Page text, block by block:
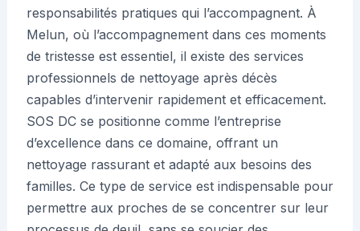
responsabilités pratiques qui l’accompagnent. À
Melun, où l’accompagnement dans ces moments
de tristesse est essentiel, il existe des services
professionnels de nettoyage après décès
capables d’intervenir rapidement et efficacement.
SOS DC se positionne comme l’entreprise
d’excellence dans ce domaine, offrant un
nettoyage rassurant et adapté aux besoins des
familles. Ce type de service est indispensable pour
permettre aux proches de se concentrer sur leur